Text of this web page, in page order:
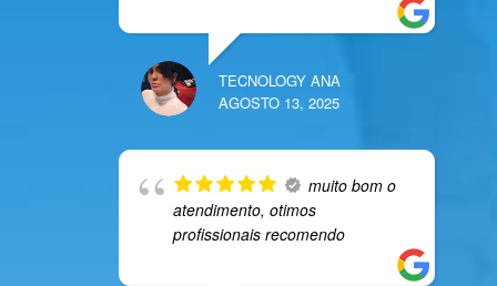
TECNOLOGY ANA
AGOSTO 13, 2025
muito bom o
atendimento, otimos
profissionais recomendo